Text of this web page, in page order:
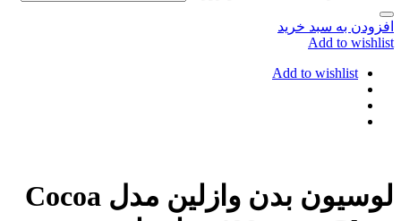
افزودن به سبد خرید
Add to wishlist
Add to wishlist
لوسیون بدن وازلین مدل Cocoa